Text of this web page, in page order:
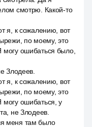
смотрю. Какой-то
я, к сожалению, вот
по моему, это
могу ошибаться было,
Злодеев.
я, к сожалению, вот
по моему, это
могу ошибаться, у
не Злодеев.
меня там было